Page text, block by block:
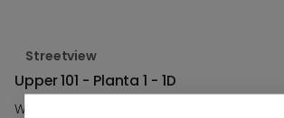
Streetview
Upper 101 - Planta 1 - 1D
Wij zijn verheugd de officiële lancering van